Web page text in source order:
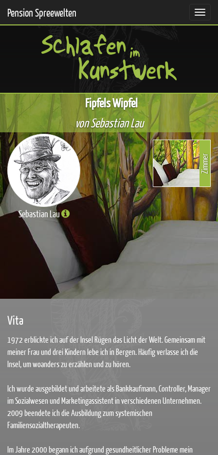
Pension Spreewelten
Fipfels Wipfel
von Sebastian Lau
Zimmer
Sebastian Lau
Vita
1972 erblickte ich auf der Insel Rügen das Licht der Welt. Gemeinsam mit
meiner Frau und drei Kindern lebe ich in Bergen. Häufig verlasse ich die
Insel, um woanders zu erzählen und zu hören.
Ich wurde ausgebildet und arbeitete als Bankkaufmann, Controller, Manager
im Sozialwesen und Marketingassistent in verschiedenen Unternehmen.
2009 beendete ich die Ausbildung zum systemischen
Familiensozialtherapeuten.
Im Jahre 2000 begann ich aufgrund gesundheitlicher Probleme mein